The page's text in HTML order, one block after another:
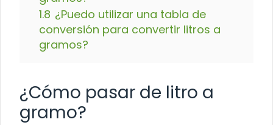
1.8 ¿Puedo utilizar una tabla de
conversión para convertir litros a
gramos?
¿Cómo pasar de litro a
gramo?